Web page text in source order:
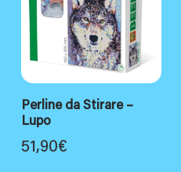
Perline da Stirare –
Lupo
51,90€